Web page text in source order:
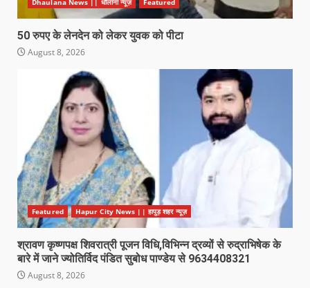
Dhaulana News || धौलाना न्यूज़ Featured
50 रुपए के लेनदेन को लेकर युवक को पीटा
August 8, 2026
Featured Hapur City News || हापुड़ शहर न्यूज़
श्रावण कृष्णपक्ष शिवरात्री पूजन विधि,विभिन्न द्रव्यों से रुद्राभिषेक के
बारे में जाने ज्योतिर्विद पंडित सुबोध पाण्डेय से 9634408321
August 8, 2026